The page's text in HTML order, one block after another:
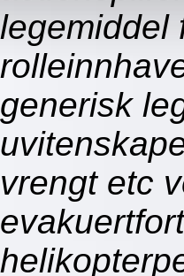
legemiddel
generisk
vrengt etc